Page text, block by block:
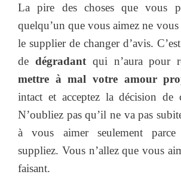
La pire des choses que vous
quelqu’un que vous aimez ne vous
le supplier de changer d’avis.
de dégradant qui n’aura pour
mettre à mal votre amour
intact et acceptez la décision de
N’oubliez pas qu’il ne va pas
à vous aimer seulement
suppliez. Vous n’allez que vous
faisant.